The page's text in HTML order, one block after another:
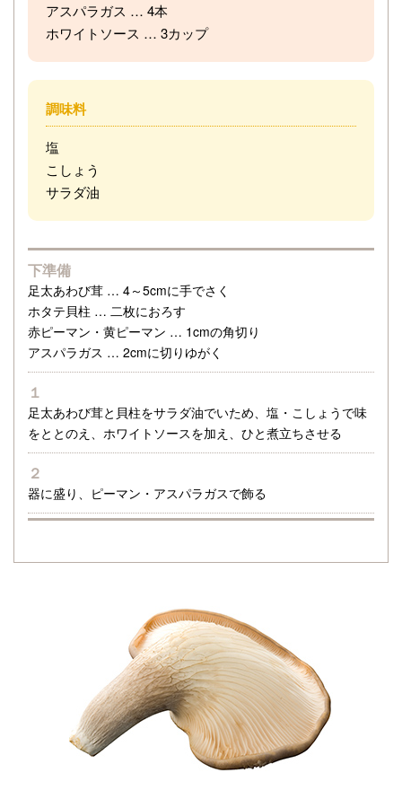
アスパラガス … 4本
ホワイトソース … 3カップ
調味料
塩
こしょう
サラダ油
下準備
足太あわび茸 … 4～5cmに手でさく
ホタテ貝柱 … 二枚におろす
赤ピーマン・黄ピーマン … 1cmの角切り
アスパラガス … 2cmに切りゆがく
１
足太あわび茸と貝柱をサラダ油でいため、塩・こしょうで味
をととのえ、ホワイトソースを加え、ひと煮立ちさせる
２
器に盛り、ピーマン・アスパラガスで飾る